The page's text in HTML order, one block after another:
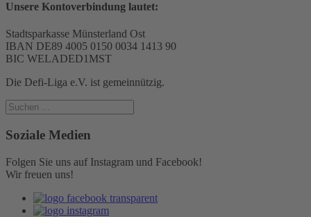
Unsere Kontoverbindung lautet:
Stadtsparkasse Münsterland Ost
IBAN DE89 4005 0150 0034 1413 90
BIC WELADED1MST
Die Defi-Liga e.V. ist gemeinnützig.
Soziale Medien
Folgen Sie uns auf Instagram und Facebook!
Wir freuen uns!